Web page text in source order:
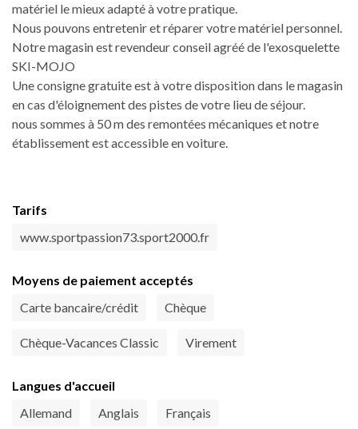
matériel le mieux adapté à votre pratique.
Nous pouvons entretenir et réparer votre matériel personnel.
Notre magasin est revendeur conseil agréé de l'exosquelette
SKI-MOJO
Une consigne gratuite est à votre disposition dans le magasin
en cas d'éloignement des pistes de votre lieu de séjour.
nous sommes à 50 m des remontées mécaniques et notre
établissement est accessible en voiture.
Tarifs
www.sportpassion73.sport2000.fr
Moyens de paiement acceptés
Carte bancaire/crédit
Chèque
Chèque-Vacances Classic Virement
Langues d'accueil
Allemand
Anglais Français